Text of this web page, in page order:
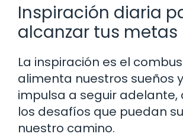
Inspiración diaria
alcanzar tus metas
La inspiración es el
alimenta nuestros sueños
impulsa a seguir adelante,
los desafíos que puedan
nuestro camino.